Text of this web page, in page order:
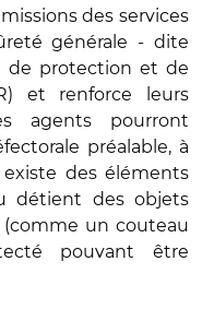
des services
générale - dite
de protection et de
et renforce leurs
agents pourront
préalable, à
des éléments
détient des objets
un couteau
pouvant être